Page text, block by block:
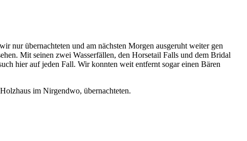
nur übernachteten und am nächsten Morgen ausgeruht weiter gen
Mit seinen zwei Wasserfällen, den Horsetail Falls und dem Bridal
hier auf jeden Fall. Wir konnten weit entfernt sogar einen Bären
im Nirgendwo, übernachteten.